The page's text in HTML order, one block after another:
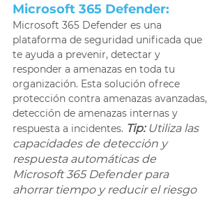
Microsoft 365 Defender:
Microsoft 365 Defender es una
plataforma de seguridad unificada que
te ayuda a prevenir, detectar y
responder a amenazas en toda tu
organización. Esta solución ofrece
protección contra amenazas avanzadas,
detección de amenazas internas y
respuesta a incidentes. Tip: Utiliza las
capacidades de detección y
respuesta automáticas de
Microsoft 365 Defender para
ahorrar tiempo y reducir el riesgo